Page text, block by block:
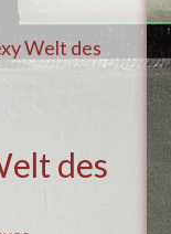
Welt des
des